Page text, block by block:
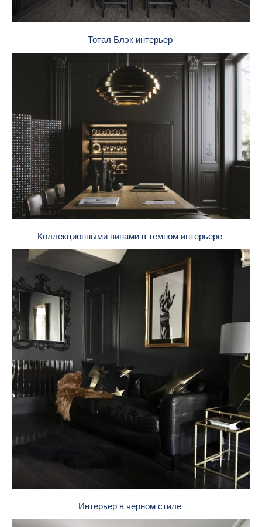
Тотал Блэк интерьер
Коллекционными винами в темном интерьере
Интерьер в черном стиле